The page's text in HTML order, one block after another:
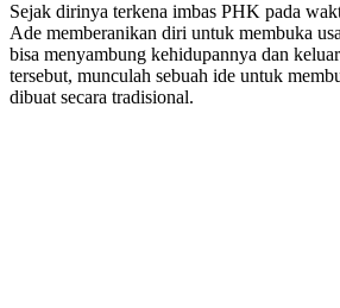
Sejak dirinya terkena imbas PHK pada
Ade memberanikan diri untuk membuka
bisa menyambung kehidupannya dan
tersebut, munculah sebuah ide untuk
dibuat secara tradisional.